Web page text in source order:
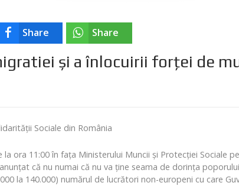
Share Share
și a înlocuirii forței de
Sociale din România
ora 11:00 în fața Ministerului Muncii și Protecției Sociale
că nu numai că nu va ține seama de dorința
la 140.000) numărul de lucrători non-europeni cu care